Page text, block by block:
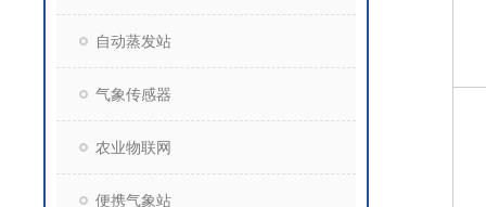
自动蒸发站
气象传感器
农业物联网
便携气象站